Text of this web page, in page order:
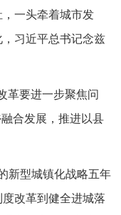
一头牵着城市发
习近平总书记念兹
革要进一步聚焦问
合发展，推进以县
新型城镇化战略五年
改革到健全进城落